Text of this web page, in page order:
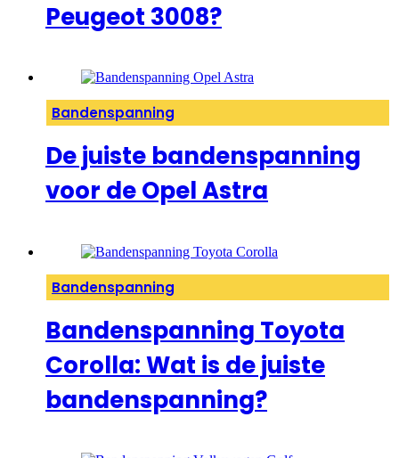
Peugeot 3008?
Bandenspanning
De juiste bandenspanning
voor de Opel Astra
Bandenspanning
Bandenspanning Toyota
Corolla: Wat is de juiste
bandenspanning?